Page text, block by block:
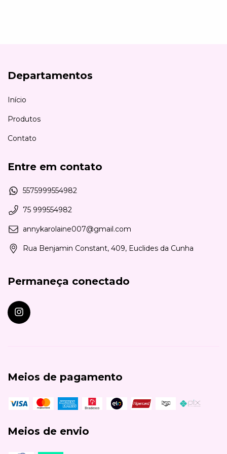
Departamentos
Início
Produtos
Contato
Entre em contato
5575999554982
75 999554982
annykarolaine007@gmail.com
Rua Benjamin Constant, 409, Euclides da Cunha
Permaneça conectado
Meios de pagamento
Meios de envio